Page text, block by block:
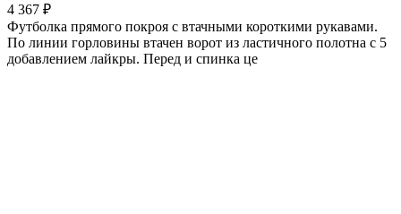
4 367 ₽
Футболка прямого покроя с втачными короткими рукавами.
По линии горловины втачен ворот из ластичного полотна с 5
добавлением лайкры. Перед и спинка це